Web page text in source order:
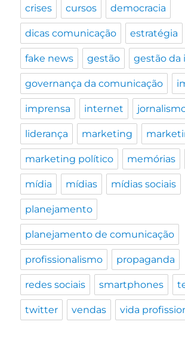
crises cursos democracia
dicas comunicação estratégia
fake news gestão gestão da
governança da comunicação
imprensa internet
liderança marketing
marketing político memórias
mídia mídias mídias sociais
planejamento
planejamento de comunicação
profissionalismo propaganda
redes sociais smartphones
twitter vendas vida